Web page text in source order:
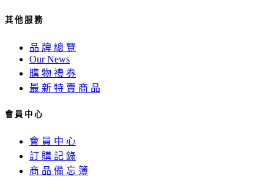
其 他 服 務
品 牌 總 覽
Our News
購 物 禮 券
最 新 特 賣 商 品
會 員 中 心
會 員 中 心
訂 購 記 錄
商 品 備 忘 簿